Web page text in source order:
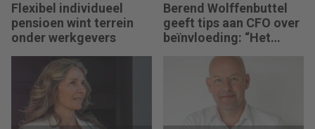
Flexibel individueel
pensioen wint terrein
onder werkgevers
Berend Wolffenbuttel
geeft tips aan CFO over
beïnvloeding: “Het
je niet aansluit.”